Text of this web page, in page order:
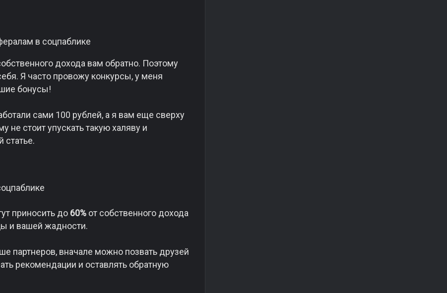
дохода вам обратно. Поэтому
Я часто провожу конкурсы, у меня
бонусы!
сами 100 рублей, а я вам еще сверху
не стоит упускать такую халяву и
статье.
приносить до 60% от собственного дохода
и вашей жадности.
партнеров, вначале можно позвать друзей
рекомендации и оставлять обратную